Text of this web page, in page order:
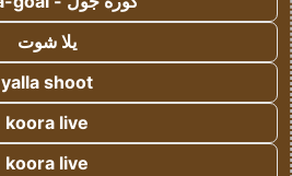
يلا شوت
yalla shoot
koora live
koora live